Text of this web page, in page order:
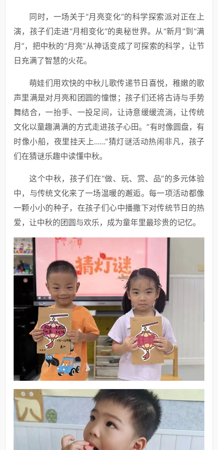
同时，一场关于“月亮变化”的科学探索派对正在上
演，孩子们走进“月相变化”的奥秘世界。从“新月”到“满
月”，把中秋的“月亮”从神话变成了可探索的科学，让节
日充满了智慧的火花。
萌娃们用欢快的中秋儿歌传递节日喜悦，稚嫩的歌
声里满是对月亮和团圆的憧憬；孩子们还将古诗与手势
舞结合，一抬手、一投足间，让诗意缓缓流淌，让传统
文化以童趣满满的方式走进孩子心田。“有时像圆盘，有
时像小船，夜里挂天上......”猜灯谜活动热闹非凡，孩子
们在猜谜乐趣中读懂中秋。
这个中秋，孩子们在“做、玩、赏、品”的多元体验
中，与传统文化来了一场温暖的邂逅。每一项活动都像
一颗小小的种子，在孩子们心中播撒下对传统节日的热
爱，让中秋的团圆与欢乐，成为童年里最珍贵的记忆。